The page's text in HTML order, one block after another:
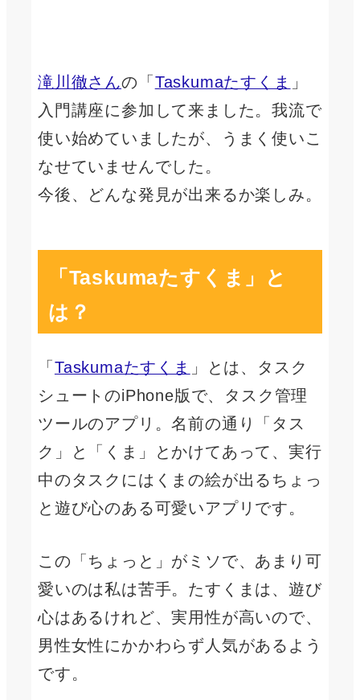
滝川徹さんの「 Taskumaたすくま 」
入門講座に参加して来ました。我流で
使い始めていましたが、うまく使いこ
なせていませんでした。
今後、どんな発見が出来るか楽しみ。
「Taskumaたすくま」と
は？
「 Taskumaたすくま 」とは、タスク
シュートのiPhone版で、タスク管理
ツールのアプリ。名前の通り「タス
ク」と「くま」とかけてあって、実行
中のタスクにはくまの絵が出るちょっ
と遊び心のある可愛いアプリです。
この「ちょっと」がミソで、あまり可
愛いのは私は苦手。たすくまは、遊び
心はあるけれど、実用性が高いので、
男性女性にかかわらず人気があるよう
です。